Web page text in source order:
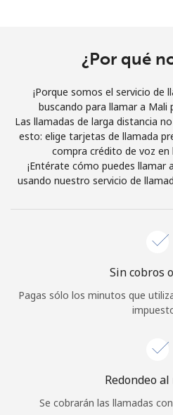
Únete
Inicia sesión o
o
Continuar
¿Por qué
¡Porque somos el servicio de
buscando para llamar a
Las llamadas de larga distancia
esto: elige tarjetas de llamada
compra crédito de voz en
¡Entérate cómo puedes llamar
usando nuestro servicio de
Sin cobros
Pagas sólo los minutos que
Redondeo
Se cobrarán las llamadas